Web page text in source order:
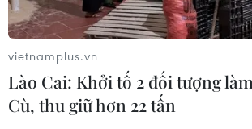
vietnamplus.vn
Lào Cai: Khởi tố 2 đối tượng
Cù, thu giữ hơn 22 tấn